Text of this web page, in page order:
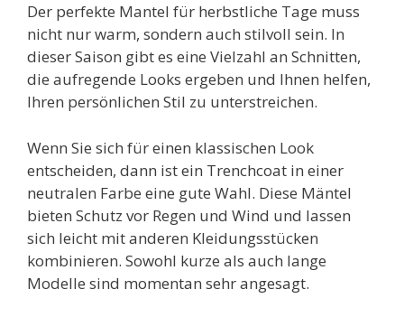
Der perfekte Mantel für herbstliche Tage muss
nicht nur warm, sondern auch stilvoll sein. In
dieser Saison gibt es eine Vielzahl an Schnitten,
die aufregende Looks ergeben und Ihnen helfen,
Ihren persönlichen Stil zu unterstreichen.
Wenn Sie sich für einen klassischen Look
entscheiden, dann ist ein Trenchcoat in einer
neutralen Farbe eine gute Wahl. Diese Mäntel
bieten Schutz vor Regen und Wind und lassen
sich leicht mit anderen Kleidungsstücken
kombinieren. Sowohl kurze als auch lange
Modelle sind momentan sehr angesagt.